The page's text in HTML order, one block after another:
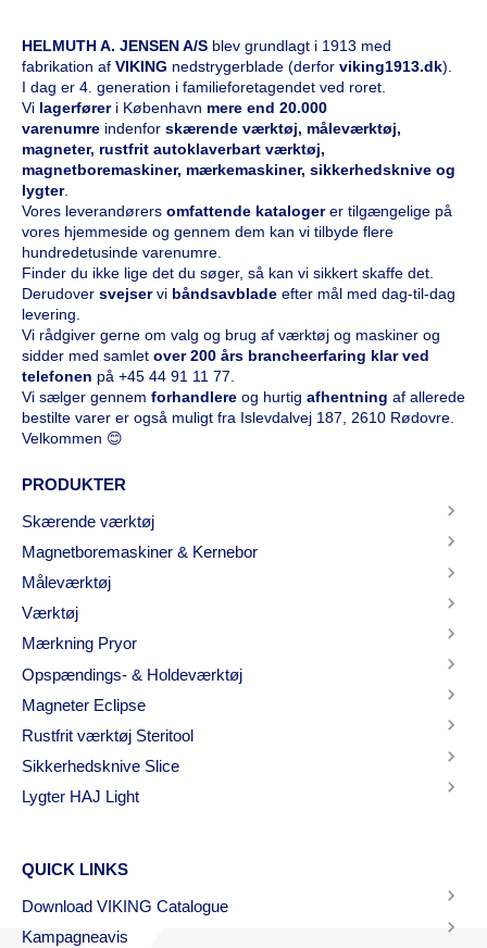
HELMUTH A. JENSEN A/S blev grundlagt i 1913 med
fabrikation af VIKING nedstrygerblade (derfor viking1913.dk).
I dag er 4. generation i familieforetagendet ved roret.
Vi lagerfører i København mere end 20.000
varenumre indenfor skærende værktøj, måleværktøj,
magneter, rustfrit autoklaverbart værktøj,
magnetboremaskiner, mærkemaskiner, sikkerhedsknive og
lygter.
Vores leverandørers omfattende katalogerer tilgængelige på
vores hjemmeside og gennem dem kan vi tilbyde flere
hundredetusinde varenumre.
Finder du ikke lige det du søger, så kan vi sikkert skaffe det.
Derudover svejservi båndsavblade efter mål med dag-til-dag
levering.
Vi rådgiver gerne om valg og brug af værktøj og maskiner og
sidder med samlet over 200 års brancheerfaring klar ved
telefonen på +45 44 91 11 77
Vi sælger gennem forhandlere og hurtig afhentning af allerede
bestilte varer er også muligt fra Islevdalvej 187, 2610 Rødovre.
Velkommen 😊
PRODUKTER
Skærende værktøj
Magnetboremaskiner & Kernebor
Måleværktøj
Værktøj
Mærkning Pryor
Opspændings- & Holdeværktøj
Magneter Eclipse
Rustfrit værktøj Steritool
Sikkerhedsknive Slice
Lygter HAJ Light
QUICK LINKS
Download VIKING Catalogue
Kampagneavis